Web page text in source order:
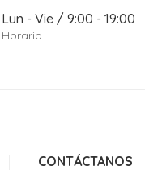
Lun - Vie / 9:00 - 19:00
Horario
CONTÁCTANOS